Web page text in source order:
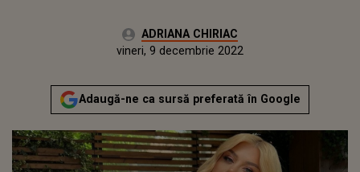
Autor:ADRIANA CHIRIAC
vineri, 9 decembrie 2022Actualizat:
vineri, 9 decembrie 2022
Adaugă-ne ca sursă preferată în Google